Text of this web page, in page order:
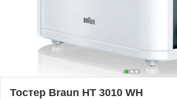
Тостер Braun HT 3010 WH